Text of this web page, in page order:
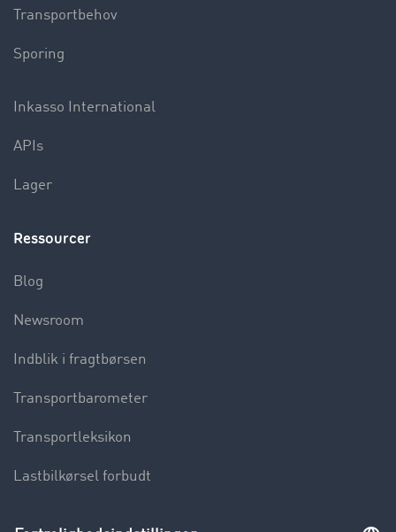
Transportbehov
Sporing
Inkasso International
APIs
Lager
Ressourcer
Blog
Newsroom
Indblik i fragtbørsen
Transportbarometer
Transportleksikon
Lastbilkørsel forbudt